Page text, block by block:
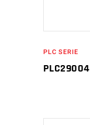
PLC SERIE
PLC29004